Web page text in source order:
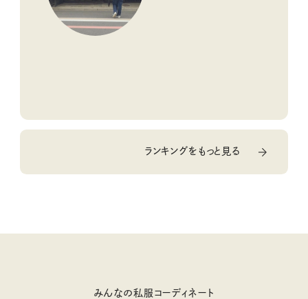
ランキングをもっと見る
みんなの私服コーディネート